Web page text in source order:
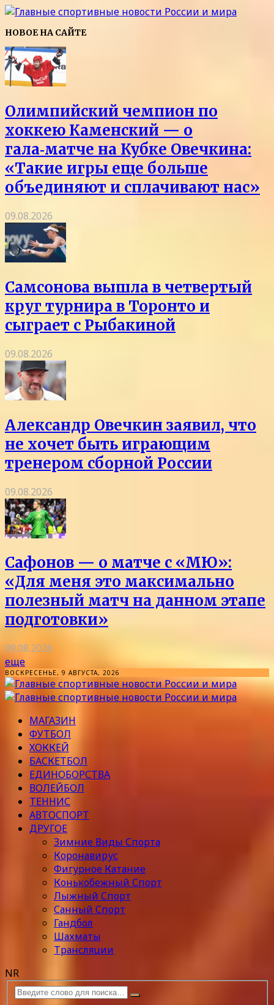
НОВОЕ НА САЙТЕ
Олимпийский чемпион по
хоккею Каменский — о
гала‑матче на Кубке Овечкина:
«Такие игры еще больше
объединяют и сплачивают нас»
09.08.2026
Самсонова вышла в четвертый
круг турнира в Торонто и
сыграет с Рыбакиной
09.08.2026
Александр Овечкин заявил, что
не хочет быть играющим
тренером сборной России
09.08.2026
Сафонов — о матче с «МЮ»:
«Для меня это максимально
полезный матч на данном этапе
подготовки»
09.08.2026
еще
ВОСКРЕСЕНЬЕ, 9 АВГУСТА, 2026
МАГАЗИН
ФУТБОЛ
ХОККЕЙ
БАСКЕТБОЛ
ЕДИНОБОРСТВА
ВОЛЕЙБОЛ
ТЕННИС
АВТОСПОРТ
ДРУГОЕ
Зимние Виды Спорта
Коронавирус
Фигурное Катание
Конькобежный Спорт
Лыжный Спорт
Санный Спорт
Гандбол
Шахматы
Трансляции
NR